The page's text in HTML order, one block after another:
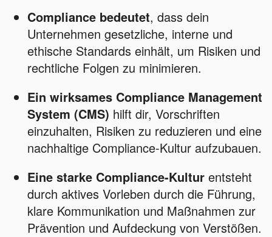
Compliance bedeutet, dass dein
Unternehmen gesetzliche, interne und
ethische Standards einhält, um Risiken und
rechtliche Folgen zu minimieren.
Ein wirksames Compliance Management
System (CMS) hilft dir, Vorschriften
einzuhalten, Risiken zu reduzieren und eine
nachhaltige Compliance-Kultur aufzubauen.
Eine starke Compliance-Kultur entsteht
durch aktives Vorleben durch die Führung,
klare Kommunikation und Maßnahmen zur
Prävention und Aufdeckung von Verstößen.